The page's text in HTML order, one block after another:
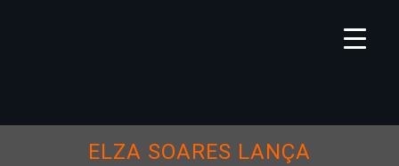
ELZA SOARES LANÇA